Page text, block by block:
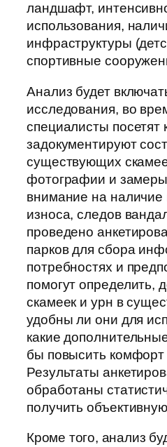
ландшафт,
использования,
инфраструктуры
спортивные
Анализ будет
исследования, во
специалисты посетят
задокументируют
существующих
фотографии и
внимание на
износа, следов
проведено
парков для сбора
потребностях и
помогут определить,
скамеек и урн в
удобны ли они для
какие
бы повысить
Результаты
обработаны
получить
Кроме того, анализ